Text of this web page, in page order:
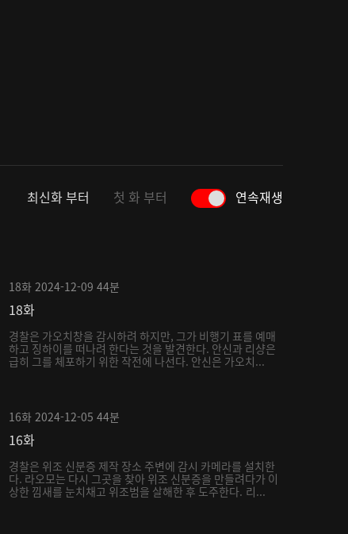
최신화 부터 첫 화 부터 연속재생
18화 2024-12-09 44분
18화
경찰은 가오치창을 감시하려 하지만, 그가 비행기 표를 예매
하고 징하이를 떠나려 한다는 것을 발견한다. 안신과 리샹은
급히 그를 체포하기 위한 작전에 나선다. 안신은 가오치...
16화 2024-12-05 44분
16화
경찰은 위조 신분증 제작 장소 주변에 감시 카메라를 설치한
다. 라오모는 다시 그곳을 찾아 위조 신분증을 만들려다가 이
상한 낌새를 눈치채고 위조범을 살해한 후 도주한다. 리...